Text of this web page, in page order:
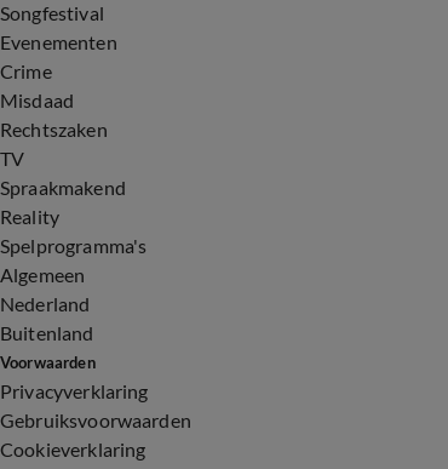
Songfestival
Evenementen
Crime
Misdaad
Rechtszaken
TV
Spraakmakend
Reality
Spelprogramma's
Algemeen
Nederland
Buitenland
Voorwaarden
Privacyverklaring
Gebruiksvoorwaarden
Cookieverklaring